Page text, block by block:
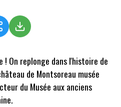
On replonge dans l'histoire de
de Montsoreau musée
du Musée aux anciens